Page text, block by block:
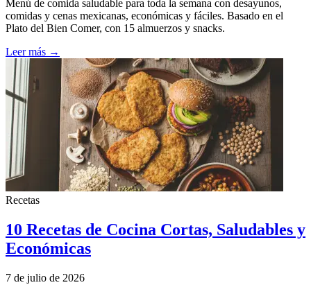
Menú de comida saludable para toda la semana con desayunos,
comidas y cenas mexicanas, económicas y fáciles. Basado en el
Plato del Bien Comer, con 15 almuerzos y snacks.
Leer más →
Recetas
10 Recetas de Cocina Cortas, Saludables y
Económicas
7 de julio de 2026